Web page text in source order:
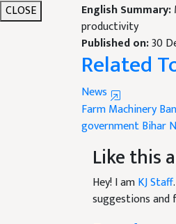
CLOSE
productivity
Published on:
Related
News
Farm Machinery Bank
governmentBihar
Like this
Hey! I amKJ Staff
suggestions and
Read